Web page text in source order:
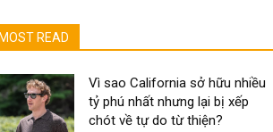
MOST READ
Vì sao California sở hữu nhiều
tỷ phú nhất nhưng lại bị xếp
chót về tự do từ thiện?